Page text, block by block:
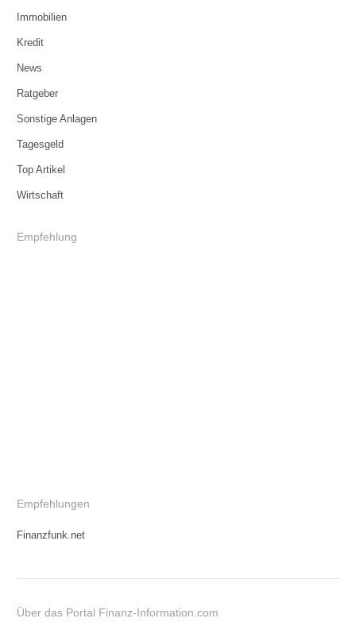
Immobilien
Kredit
News
Ratgeber
Sonstige Anlagen
Tagesgeld
Top Artikel
Wirtschaft
Empfehlung
Empfehlungen
Finanzfunk.net
Über das Portal Finanz-Information.com